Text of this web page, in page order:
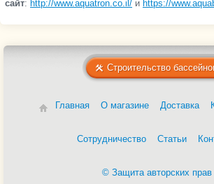
сайт: http://www.aquatron.co.il/ и https://
Строительство
Главная О магазине Доставка
Сотрудничество Статьи
© Защита авторских прав